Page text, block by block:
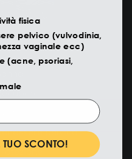
pelvico
fisica
pelvico (vulvodinia,
vaginale ecc)
(acne, psoriasi,
TUO SCONTO!